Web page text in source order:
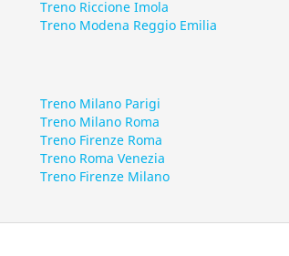
Treno Riccione Imola
Treno Modena Reggio Emilia
Treno Milano Parigi
Treno Milano Roma
Treno Firenze Roma
Treno Roma Venezia
Treno Firenze Milano